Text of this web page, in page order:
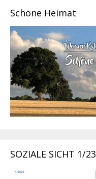
Schöne Heimat
SOZIALE SICHT 1/23